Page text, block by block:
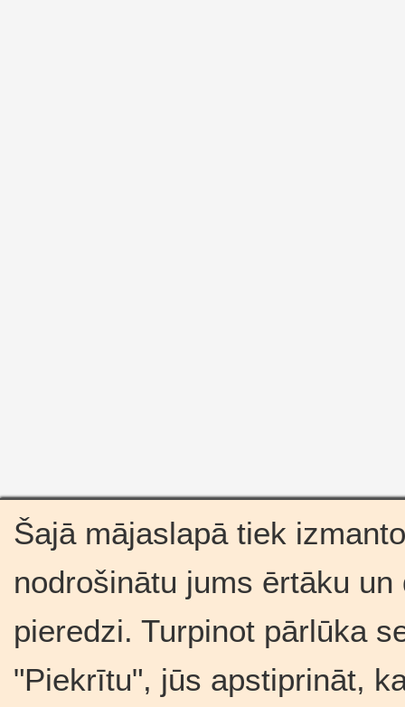
Šajā mājaslapā tiek
nodrošinātu jums ērtāku
pieredzi. Turpinot pārlūka
"Piekrītu", jūs apstiprināt,